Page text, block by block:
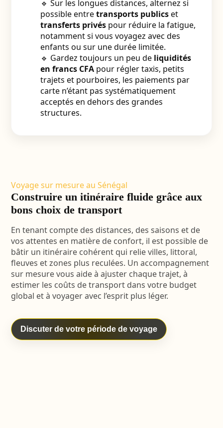
🔹 Sur les longues distances, alternez si
possible entretransports publicset
transferts privéspour réduire la fatigue,
notamment si vous voyagez avec des
enfants ou sur une durée limitée.
🔹 Gardez toujours un peu de liquidités
en francs CFApour régler taxis, petits
trajets et pourboires, les paiements par
carte n’étant pas systématiquement
acceptés en dehors des grandes
structures.
Voyage sur mesure au Sénégal
Construire un itinéraire fluide grâce aux
bons choix de transport
En tenant compte des distances, des saisons et de
vos attentes en matière de confort, il est possible de
bâtir un itinéraire cohérent qui relie villes, littoral,
fleuves et zones plus reculées. Un accompagnement
sur mesure vous aide à ajuster chaque trajet, à
estimer les coûts de transport dans votre budget
global et à voyager avec l’esprit plus léger.
Discuter de votre période de voyage